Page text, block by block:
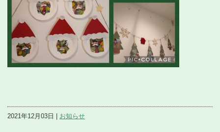
2021年12月03日 | お知らせ